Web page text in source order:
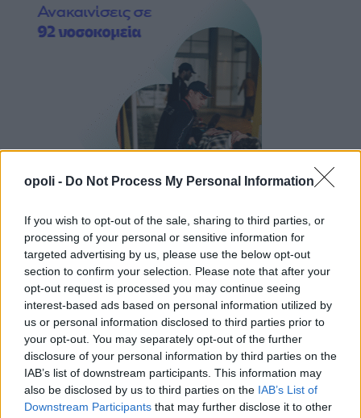
opoli - Do Not Process My Personal Information
If you wish to opt-out of the sale, sharing to third parties, or
processing of your personal or sensitive information for
targeted advertising by us, please use the below opt-out
section to confirm your selection. Please note that after your
opt-out request is processed you may continue seeing
interest-based ads based on personal information utilized by
us or personal information disclosed to third parties prior to
your opt-out. You may separately opt-out of the further
disclosure of your personal information by third parties on the
IAB’s list of downstream participants. This information may
also be disclosed by us to third parties on the IAB’s List of
Downstream Participants that may further disclose it to other